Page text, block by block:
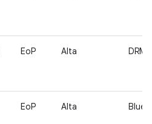
EoP Alta DRM
EoP Alta